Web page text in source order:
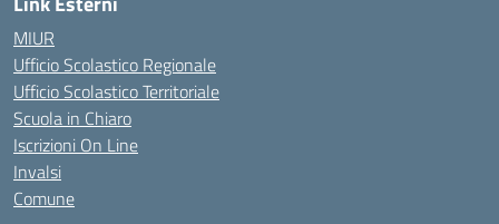
MIUR
Ufficio Scolastico Regionale
Ufficio Scolastico Territoriale
Scuola in Chiaro
Iscrizioni On Line
Invalsi
Comune